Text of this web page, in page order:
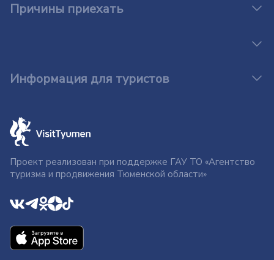
Причины приехать
Информация для туристов
Проект реализован при поддержке ГАУ ТО «Агентство
туризма и продвижения Тюменской области»